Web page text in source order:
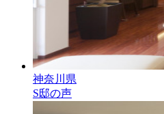
神奈川県
S邸の声